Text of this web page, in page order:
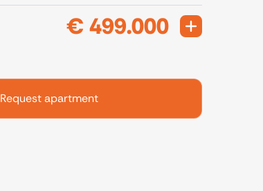
€ 499.000
Request apartment